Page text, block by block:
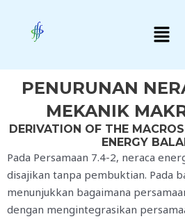
content
Menu
PENURUNAN
MEKANIK
DERIVATION OF THE
ENERGY
Pada Persamaan 7.4-2, neraca
disajikan tanpa pembuktian. Pada
menunjukkan bagaimana
dengan mengintegrasikan